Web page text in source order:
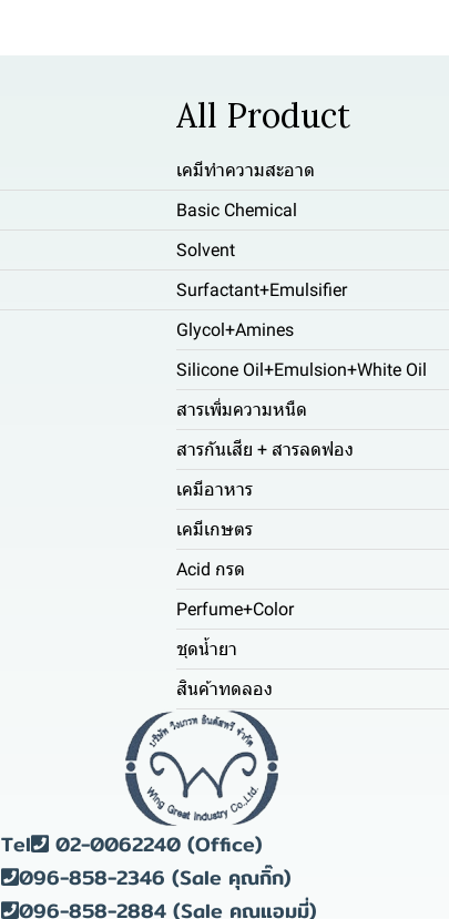
All Product
เคมีทำความสะอาด
Basic Chemical
Solvent
Surfactant+Emulsifier
Glycol+Amines
Silicone Oil+Emulsion+White Oil
สารเพิ่มความหนืด
สารกันเสีย + สารลดฟอง
เคมีอาหาร
เคมีเกษตร
Acid กรด
Perfume+Color
ชุดน้ำยา
สินค้าทดลอง
Tel 02-0062240 (Office)
096-858-2346 (Sale คุณกิ๊ก)
096-858-2884 (Sale คุณแอมมี่)